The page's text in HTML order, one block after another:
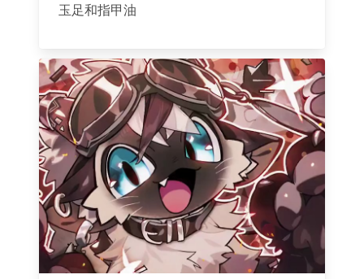
玉足和指甲油